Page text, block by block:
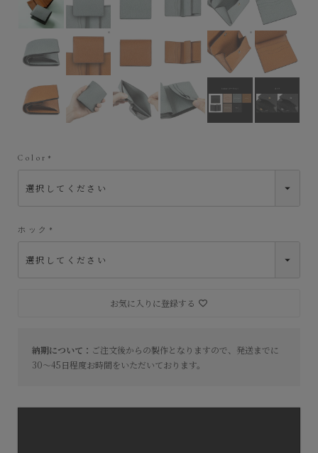
Color：Camel Color：
Color
須
ホック
須
納期について： ご注文後からの製作となりますので、発送までに
30～45日程度お時間をいただいております。
お気に入りに登録する